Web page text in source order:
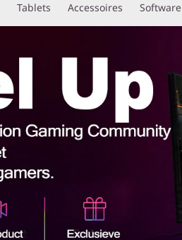
Tablets Accessoires Software